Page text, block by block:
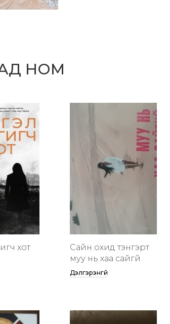
НОМ
хот
Сайн охид тэнгэрт
муу нь хаа сайгүй
Дэлгэрэнгүй